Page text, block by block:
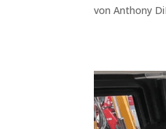
vonAnthony